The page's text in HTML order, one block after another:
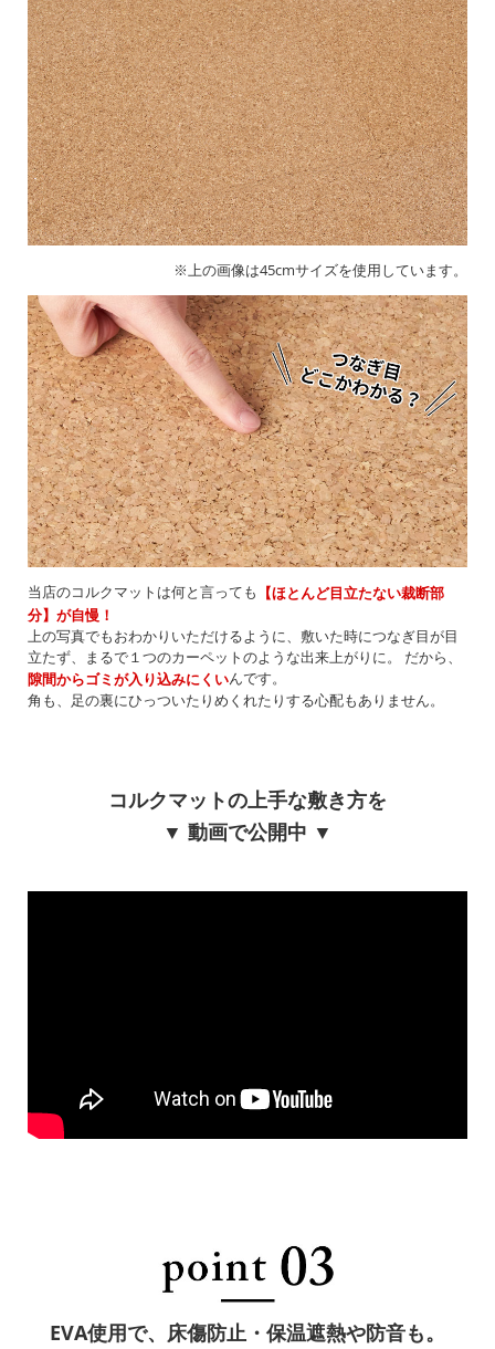
※上の画像は45cmサイズを使用しています。
当店のコルクマットは何と言っても 【ほとんど目立たない裁断部
分】が自慢！
上の写真でもおわかりいただけるように、敷いた時につなぎ目が目
立たず、まるで１つのカーペットのような出来上がりに。 だから、
隙間からゴミが入り込みにくいんです。
角も、足の裏にひっついたりめくれたりする心配もありません。
コルクマットの上手な敷き方を
▼ 動画で公開中 ▼
EVA使用で、床傷防止・保温遮熱や防音も。